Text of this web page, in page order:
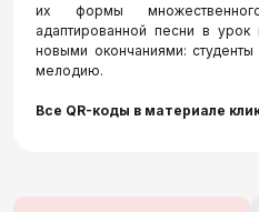
их формы
адаптированной песни в урок
новыми окончаниями:
мелодию.
Все QR-коды в материале